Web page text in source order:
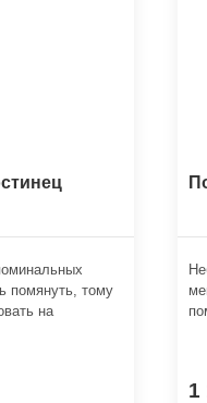
помянуть, тому
на
1